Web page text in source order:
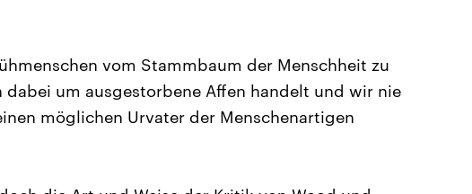
vom Stammbaum der Menschheit zu
dabei um ausgestorbene Affen handelt und wir nie
möglichen Urvater der Menschenartigen